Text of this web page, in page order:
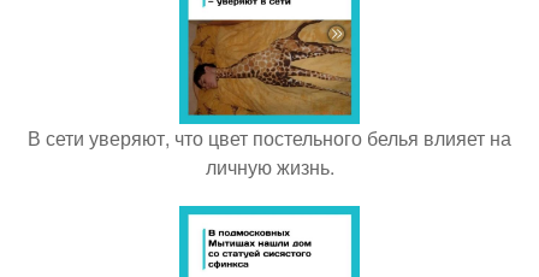
В сети уверяют, что цвет постельного белья влияет на
личную жизнь.